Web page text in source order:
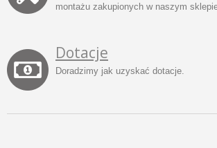
montażu zakupionych w naszym
Dotacje
Doradzimy jak uzyskać dotacje.